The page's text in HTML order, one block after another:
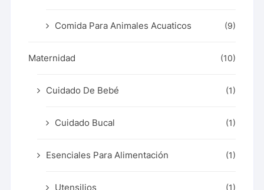
Comida Para Animales Acuaticos (9)
Maternidad (10)
Cuidado De Bebé (1)
Cuidado Bucal (1)
Esenciales Para Alimentación (1)
Utensilios (1)